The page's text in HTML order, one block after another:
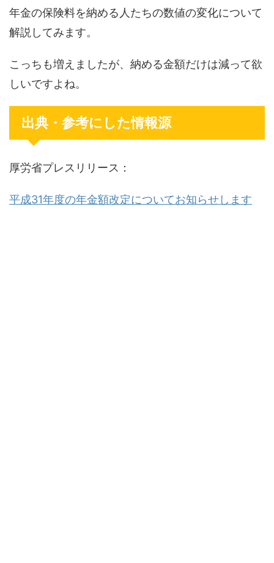
年金の保険料を納める人たちの数値の変化について
解説してみます。
こっちも増えましたが、納める金額だけは減って欲
しいですよね。
出典・参考にした情報源
厚労省プレスリリース：
平成31年度の年金額改定についてお知らせします